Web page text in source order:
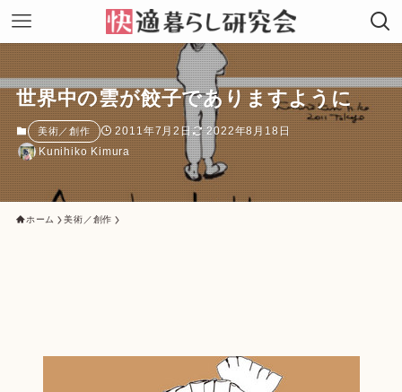
世界中の雲が餃子でありますように
美術／創作 2011年7月2日
2022年8月18日
Kunihiko Kimura
ホーム 美術／創作